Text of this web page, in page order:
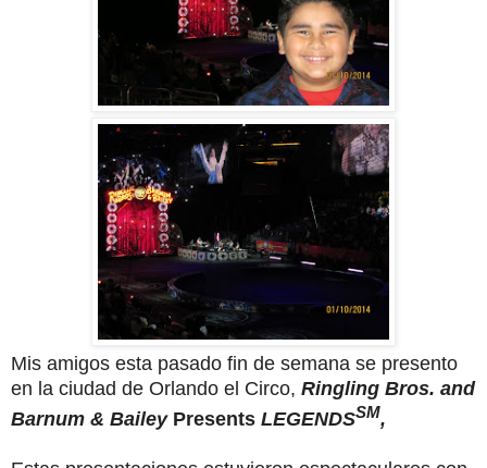
Mis amigos esta pasado fin de semana se presento
en la ciudad de Orlando el Circo, Ringling Bros. and
Barnum & Bailey Presents LEGENDSSM,